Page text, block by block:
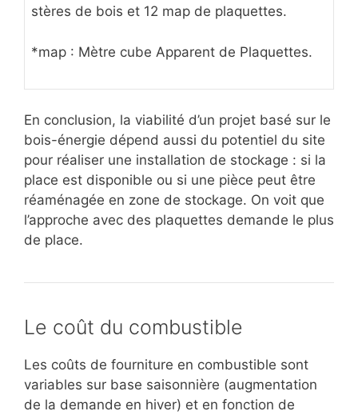
stères de bois et 12 map de plaquettes.
*map : Mètre cube Apparent de Plaquettes.
En conclusion, la viabilité d’un projet basé sur le
bois-énergie dépend aussi du potentiel du site
pour réaliser une installation de stockage : si la
place est disponible ou si une pièce peut être
réaménagée en zone de stockage. On voit que
l’approche avec des plaquettes demande le plus
de place.
Le coût du combustible
Les coûts de fourniture en combustible sont
variables sur base saisonnière (augmentation
de la demande en hiver) et en fonction de